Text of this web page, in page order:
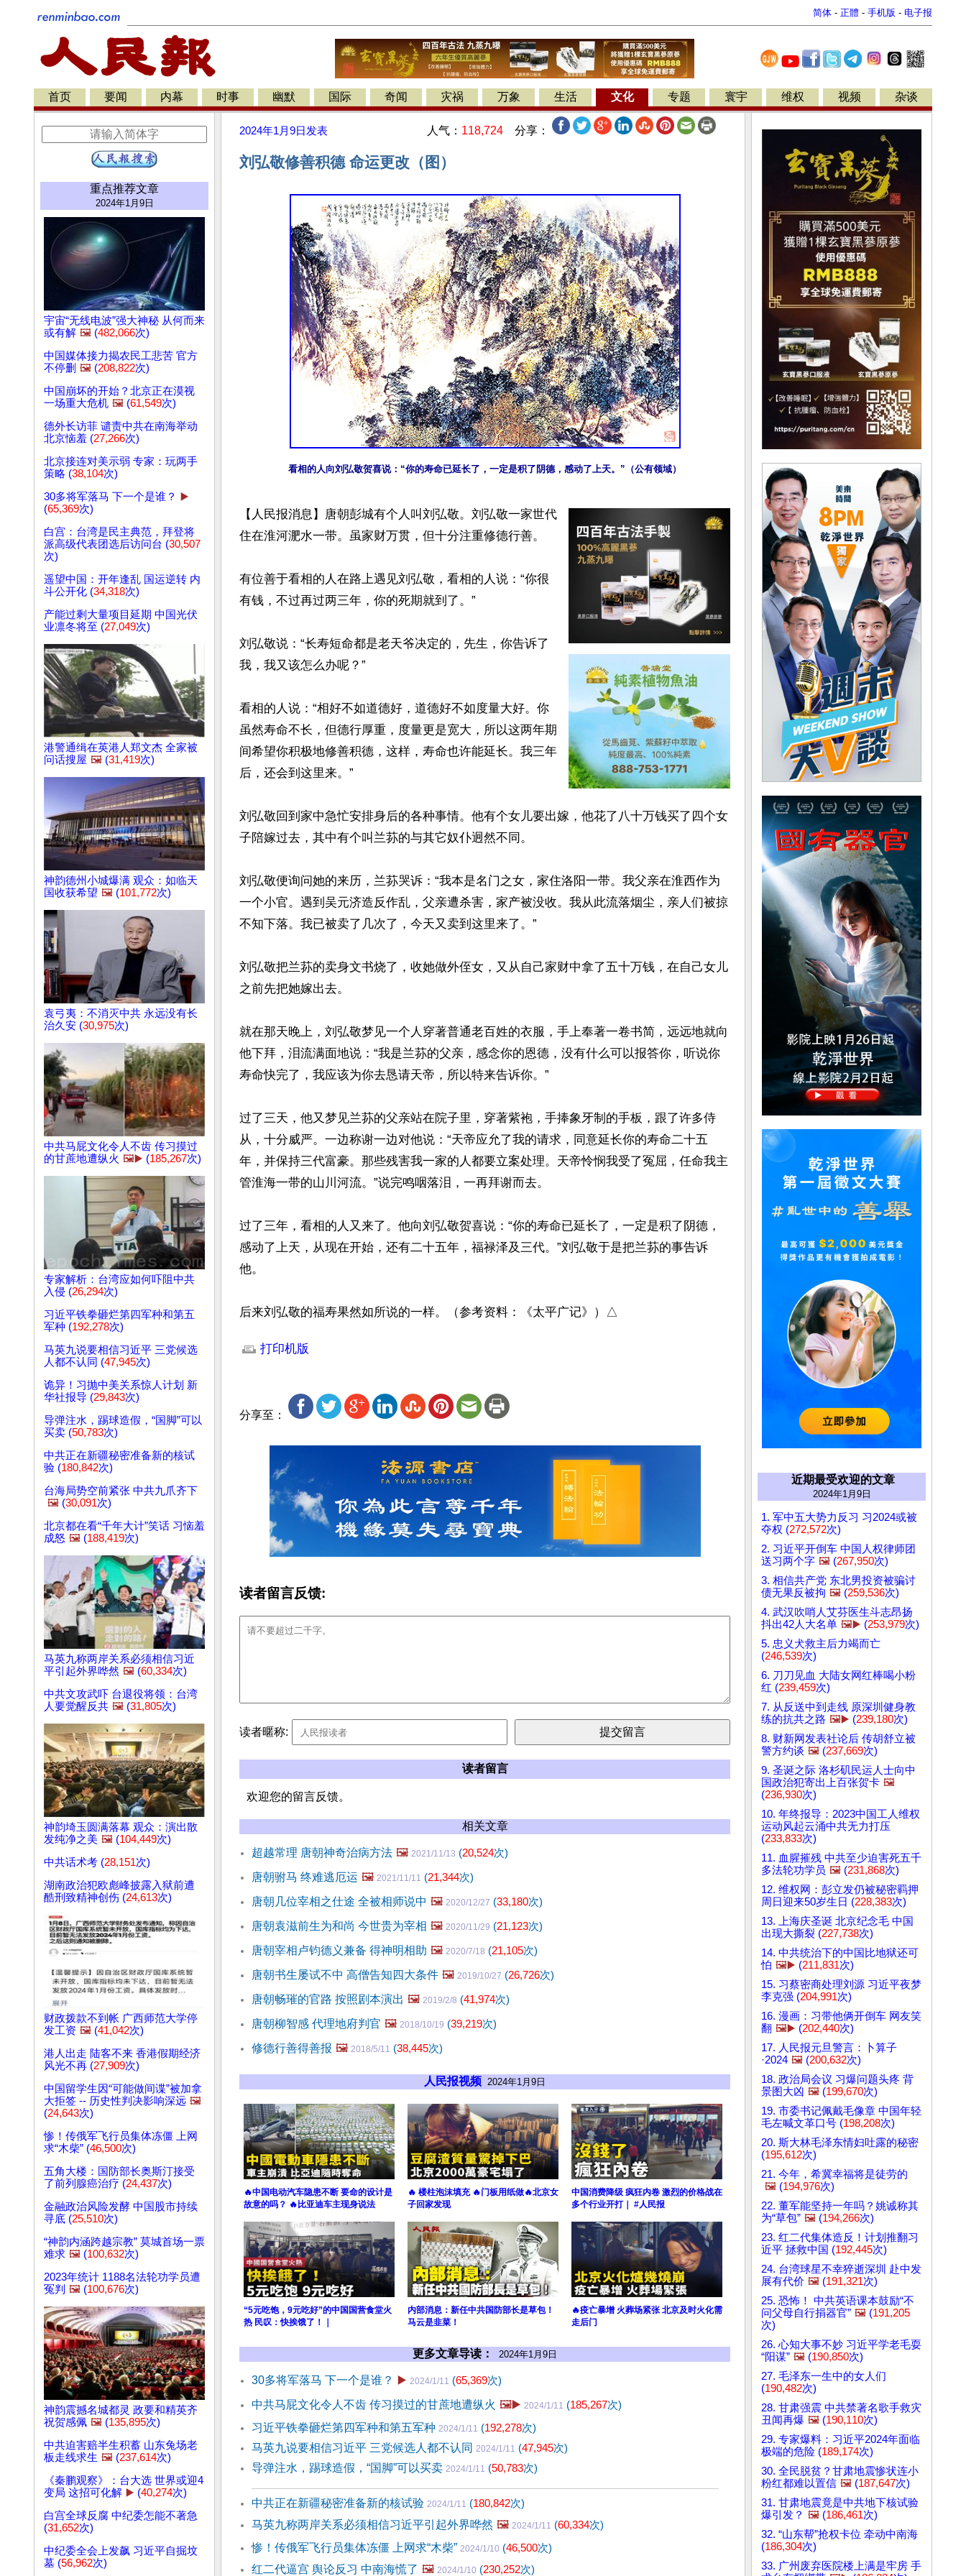
简体 - 正體 - 手机版 - 电子报
首页 要闻 内幕 时事 幽默 国际 奇闻 灾祸 万象 生活 文化 专题 寰宇 维权 视频 杂谈
重点推荐文章
2024年1月9日
宇宙“无线电波”强大神秘 从何而来
或有解 🖼️ (482,066次)
中国媒体接力揭农民工悲苦 官方
不停删 🖼️ (208,822次)
中国崩坏的开始？北京正在漠视
一场重大危机 🖼️ (61,549次)
德外长访菲 谴责中共在南海举动
北京恼羞 (27,266次)
北京接连对美示弱 专家：玩两手
策略 (38,104次)
30多将军落马 下一个是谁？
▶️
(65,369次)
白宫：台湾是民主典范，拜登将
派高级代表团选后访问台 (30,507
次)
遥望中国：开年逢乱 国运逆转 内
斗公开化 (34,318次)
产能过剩大量项目延期 中国光伏
业凛冬将至 (27,049次)
港警通缉在英港人郑文杰 全家被
问话搜屋 🖼️ (31,419次)
神韵德州小城爆满 观众：如临天
国收获希望 🖼️ (101,772次)
袁弓夷：不消灭中共 永远没有长
治久安 (30,975次)
中共马屁文化令人不齿 传习摸过
的甘蔗地遭纵火 🖼️▶️ (185,267次)
专家解析：台湾应如何吓阻中共
入侵 (26,294次)
习近平铁拳砸烂第四军种和第五
军种 (192,278次)
马英九说要相信习近平 三党候选
人都不认同 (47,945次)
诡异！习抛中美关系惊人计划 新
华社报导 (29,843次)
导弹注水，踢球造假，“国脚”可以
买卖 (50,783次)
中共正在新疆秘密准备新的核试
验 (180,842次)
台海局势空前紧张 中共九爪齐下
🖼️ (30,091次)
北京都在看“千年大计”笑话 习恼羞
成怒 🖼️ (188,419次)
马英九称两岸关系必须相信习近
平引起外界哗然 🖼️ (60,334次)
中共文攻武吓 台退役将领：台湾
人要觉醒反共 🖼️ (31,805次)
神韵埼玉圆满落幕 观众：演出散
发纯净之美 🖼️ (104,449次)
中共话术考 (28,151次)
湖南政治犯欧彪峰披露入狱前遭
酷刑致精神创伤 (24,613次)
财政拨款不到帐 广西师范大学停
发工资 🖼️ (41,042次)
港人出走 陆客不来 香港假期经济
风光不再 (27,909次)
中国留学生因“可能做间谍”被加拿
大拒签 -- 历史性判决影响深远 🖼️
(24,643次)
惨！传俄军飞行员集体冻僵 上网
求“木柴” (46,500次)
五角大楼：国防部长奥斯汀接受
了前列腺癌治疗 (24,437次)
金融政治风险发酵 中国股市持续
寻底 (25,510次)
“神韵内涵跨越宗教” 莫城首场一票
难求 🖼️ (100,632次)
2023年统计 1188名法轮功学员遭
冤判 🖼️ (100,676次)
神韵震撼名城都灵 政要和精英齐
祝贺感佩 🖼️ (135,895次)
中共迫害赔半生积蓄 山东兔场老
板走线求生 🖼️ (237,614次)
《秦鹏观察》：台大选 世界或迎4
变局 这招可化解 ▶️ (40,274次)
白宫全球反腐 中纪委怎能不著急
(31,652次)
中纪委全会上发飙 习近平自掘坟
墓 (56,962次)
2024年1月9日 发表 人气： 118,724 分享：
刘弘敬修善积德 命运更改（图）
看相的人向刘弘敬贺喜说：“你的寿命已延长了，一定是积了阴德，感动了上天。”（公有领域）
【人民报消息】唐朝彭城有个人叫刘弘敬。刘弘敬一家世代
住在淮河淝水一带。虽家财万贯，但十分注重修德行善。
有位善于看相的人在路上遇见刘弘敬，看相的人说：“你很
有钱，不过再过两三年，你的死期就到了。”
刘弘敬说：“长寿短命都是老天爷决定的，先生，你告诉了
我，我又该怎么办呢？”
看相的人说：“相好不如道德好，道德好不如度量大好。你
虽然寿命不长，但德行厚重，度量更是宽大，所以这两年期
间希望你积极地修善积德，这样，寿命也许能延长。我三年
后，还会到这里来。”
刘弘敬回到家中急忙安排身后的各种事情。他有个女儿要出嫁，他花了八十万钱买了四个女
子陪嫁过去，其中有个叫兰荪的与其它奴仆迥然不同。
刘弘敬便询问她的来历，兰荪哭诉：“我本是名门之女，家住洛阳一带。我父亲在淮西作为
一个小官。遇到吴元济造反作乱，父亲遭杀害，家产被没收。我从此流落烟尘，亲人们被掠
不知下落。我已被卖了几次了，今天又卖到这里来了。”
刘弘敬把兰荪的卖身文书烧了，收她做外侄女，又从自己家财中拿了五十万钱，在自己女儿
之前先把她嫁出去。
就在那天晚上，刘弘敬梦见一个人穿著普通老百姓的衣服，手上奉著一卷书简，远远地就向
他下拜，泪流满面地说：“我是兰荪的父亲，感念你的恩德，没有什么可以报答你，听说你
寿命快完了，我应该为你去恳请天帝，所以特来告诉你。”
过了三天，他又梦见兰荪的父亲站在院子里，穿著紫袍，手捧象牙制的手板，跟了许多侍
从，十分威严。一边称谢一边对他说：“天帝应允了我的请求，同意延长你的寿命二十五
年，并保持三代富豪。那些残害我一家的人都要立案处理。天帝怜悯我受了冤屈，任命我主
管淮海一带的山川河流。”说完鸣咽落泪，一再拜谢而去。
过了三年，看相的人又来了。他向刘弘敬贺喜说：“你的寿命已延长了，一定是积了阴德，
感动了上天，从现在开始，还有二十五年，福禄泽及三代。”刘弘敬于是把兰荪的事告诉
他。
后来刘弘敬的福寿果然如所说的一样。（参考资料：《太平广记》）△
打印机版
分享至：
读者留言反馈:
读者暱称:
读者留言
欢迎您的留言反馈。
相关文章
超越常理 唐朝神奇治病方法 🖼️ 2021/11/13 (20,524次)
唐朝驸马 终难逃厄运 🖼️ 2021/11/11 (21,344次)
唐朝几位宰相之仕途 全被相师说中 🖼️ 2020/12/27 (33,180次)
唐朝袁滋前生为和尚 今世贵为宰相 🖼️ 2020/11/29 (21,123次)
唐朝宰相卢钧德义兼备 得神明相助 🖼️ 2020/7/18 (21,105次)
唐朝书生屡试不中 高僧告知四大条件 🖼️ 2019/10/27 (26,726次)
唐朝畅璀的官路 按照剧本演出 🖼️ 2019/2/8 (41,974次)
唐朝柳智感 代理地府判官 🖼️ 2018/10/19 (39,219次)
修德行善得善报 🖼️ 2018/5/11 (38,445次)
人民报视频 2024年1月9日
🔥中国电动汽车隐患不断 要命的设计是
故意的吗？ 🔥比亚迪车主现身说法
🔥 楼柱泡沫填充 🔥门板用纸做🔥北京女
子回家发现
中国消费降级 疯狂内卷 激烈的价格战在
多个行业开打｜ #人民报
“5元吃饱，9元吃好”的中国国营食堂火
热 民叹：快挨饿了！｜
内部消息：新任中共国防部长是草包！
马云是韭菜！
🔥疫亡暴增 火葬场紧张 北京及时火化需
走后门
更多文章导读： 2024年1月9日
30多将军落马 下一个是谁？ ▶️ 2024/1/11 (65,369次)
中共马屁文化令人不齿 传习摸过的甘蔗地遭纵火 🖼️▶️ 2024/1/11 (185,267次)
习近平铁拳砸烂第四军种和第五军种 2024/1/11 (192,278次)
马英九说要相信习近平 三党候选人都不认同 2024/1/11 (47,945次)
导弹注水，踢球造假，“国脚”可以买卖 2024/1/11 (50,783次)
中共正在新疆秘密准备新的核试验 2024/1/11 (180,842次)
马英九称两岸关系必须相信习近平引起外界哗然 🖼️ 2024/1/11 (60,334次)
惨！传俄军飞行员集体冻僵 上网求“木柴” 2024/1/10 (46,500次)
红二代逼宫 舆论反习 中南海慌了 🖼️ 2024/1/10 (230,252次)
近期最受欢迎的文章
2024年1月9日
1. 军中五大势力反习 习2024或被
夺权 (272,572次)
2. 习近平开倒车 中国人权律师团
送习两个字 🖼️ (267,950次)
3. 相信共产党 东北男投资被骗讨
债无果反被拘 🖼️ (259,536次)
4. 武汉吹哨人艾芬医生斗志昂扬
抖出42人大名单 🖼️▶️ (253,979次)
5. 忠义犬救主后力竭而亡
(246,539次)
6. 刀刀见血 大陆女网红棒喝小粉
红 (239,459次)
7. 从反送中到走线 原深圳健身教
练的抗共之路 🖼️▶️ (239,180次)
8. 财新网发表社论后 传胡舒立被
警方约谈 🖼️ (237,669次)
9. 圣诞之际 洛杉矶民运人士向中
国政治犯寄出上百张贺卡 🖼️
(236,930次)
10. 年终报导：2023中国工人维权
运动风起云涌中共无力打压
(233,833次)
11. 血腥摧残 中共至少迫害死五千
多法轮功学员 🖼️ (231,868次)
12. 维权网：彭立发仍被秘密羁押
周日迎来50岁生日 (228,383次)
13. 上海庆圣诞 北京纪念毛 中国
出现大撕裂 (227,738次)
14. 中共统治下的中国比地狱还可
怕 🖼️▶️ (211,831次)
15. 习蔡密商处理刘源 习近平夜梦
李克强 (204,991次)
16. 漫画：习带他俩开倒车 网友笑
翻 🖼️▶️ (202,440次)
17. 人民报元旦警言：卜算子
·2024 🖼️ (200,632次)
18. 政治局会议 习爆问题头疼 背
景图大凶 🖼️ (199,670次)
19. 市委书记佩戴毛像章 中国年轻
毛左喊文革口号 (198,208次)
20. 斯大林毛泽东情妇吐露的秘密
(195,612次)
21. 今年，希冀幸福将是徒劳的
🖼️ (194,976次)
22. 董军能坚持一年吗？姚诚称其
为“草包” 🖼️ (194,266次)
23. 红二代集体造反！计划推翻习
近平 拯救中国 (192,445次)
24. 台湾球星不幸猝逝深圳 赴中发
展有代价 🖼️ (191,321次)
25. 恐怖！ 中共英语课本鼓励“不
问父母自行捐器官” 🖼️ (191,205
次)
26. 心知大事不妙 习近平学老毛耍
“阳谋” 🖼️ (190,850次)
27. 毛泽东一生中的女人们
(190,482次)
28. 甘肃强震 中共禁著名歌手救灾
丑闻再爆 🖼️ (190,110次)
29. 专家爆料：习近平2024年面临
极端的危险 (189,174次)
30. 全民脱贫？甘肃地震惨状连小
粉红都难以置信 🖼️ (187,647次)
31. 甘肃地震竟是中共地下核试验
爆引发？ 🖼️ (186,461次)
32. “山东帮”抢权卡位 牵动中南海
(186,304次)
33. 广州废弃医院楼上满是牢房 手